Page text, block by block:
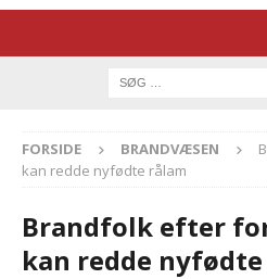
FORSIDE BRANDVÆSEN
kan redde nyfødte rålam
Brandfolk efter
kan redde